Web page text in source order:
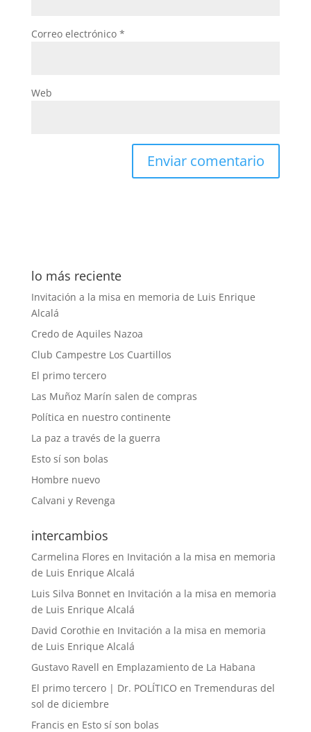
Correo electrónico *
Web
lo más reciente
Invitación a la misa en memoria de Luis Enrique
Alcalá
Credo de Aquiles Nazoa
Club Campestre Los Cuartillos
El primo tercero
Las Muñoz Marín salen de compras
Política en nuestro continente
La paz a través de la guerra
Esto sí son bolas
Hombre nuevo
Calvani y Revenga
intercambios
Carmelina Flores en Invitación a la misa en memoria
de Luis Enrique Alcalá
Luis Silva Bonneten Invitación a la misa en memoria
de Luis Enrique Alcalá
David Corothie en Invitación a la misa en memoria
de Luis Enrique Alcalá
Gustavo Ravell en Emplazamiento de La Habana
El primo tercero | Dr. POLÍTICO en Tremenduras del
sol de diciembre
Francis en Esto sí son bolas